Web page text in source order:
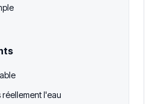
l'eau